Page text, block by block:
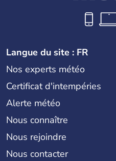
Langue du site : FR
Nos experts météo
Certificat d'intempéries
Alerte météo
Nous connaître
Nous rejoindre
Nous contacter